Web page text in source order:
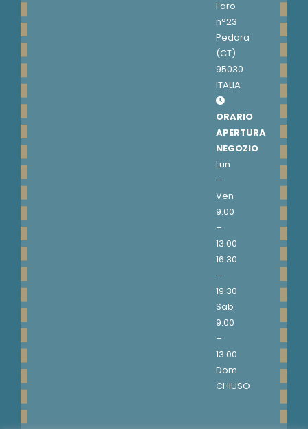
Faro
n°23
Pedara
(CT)
95030
ITALIA
ORARIO
APERTURA
NEGOZIO
Lun
–
Ven
9.00
–
13.00
16.30
–
19.30
Sab
9.00
–
13.00
Dom
CHIUSO